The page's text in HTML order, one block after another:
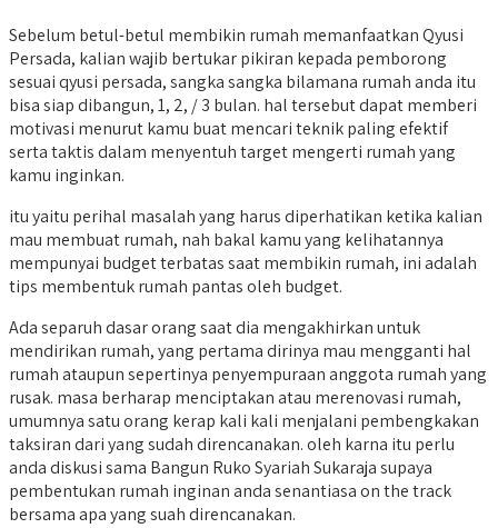
Sebelum betul-betul membikin rumah memanfaatkan Qyusi
Persada, kalian wajib bertukar pikiran kepada pemborong
sesuai qyusi persada, sangka sangka bilamana rumah anda itu
bisa siap dibangun, 1, 2, / 3 bulan. hal tersebut dapat memberi
motivasi menurut kamu buat mencari teknik paling efektif
serta taktis dalam menyentuh target mengerti rumah yang
kamu inginkan.
itu yaitu perihal masalah yang harus diperhatikan ketika kalian
mau membuat rumah, nah bakal kamu yang kelihatannya
mempunyai budget terbatas saat membikin rumah, ini adalah
tips membentuk rumah pantas oleh budget.
Ada separuh dasar orang saat dia mengakhirkan untuk
mendirikan rumah, yang pertama dirinya mau mengganti hal
rumah ataupun sepertinya penyempuraan anggota rumah yang
rusak. masa berharap menciptakan atau merenovasi rumah,
umumnya satu orang kerap kali kali menjalani pembengkakan
taksiran dari yang sudah direncanakan. oleh karna itu perlu
anda diskusi sama Bangun Ruko Syariah Sukaraja supaya
pembentukan rumah inginan anda senantiasa on the track
bersama apa yang suah direncanakan.